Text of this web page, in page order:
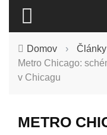
Domov ›
Metro Chicago:
v Chicagu
METRO